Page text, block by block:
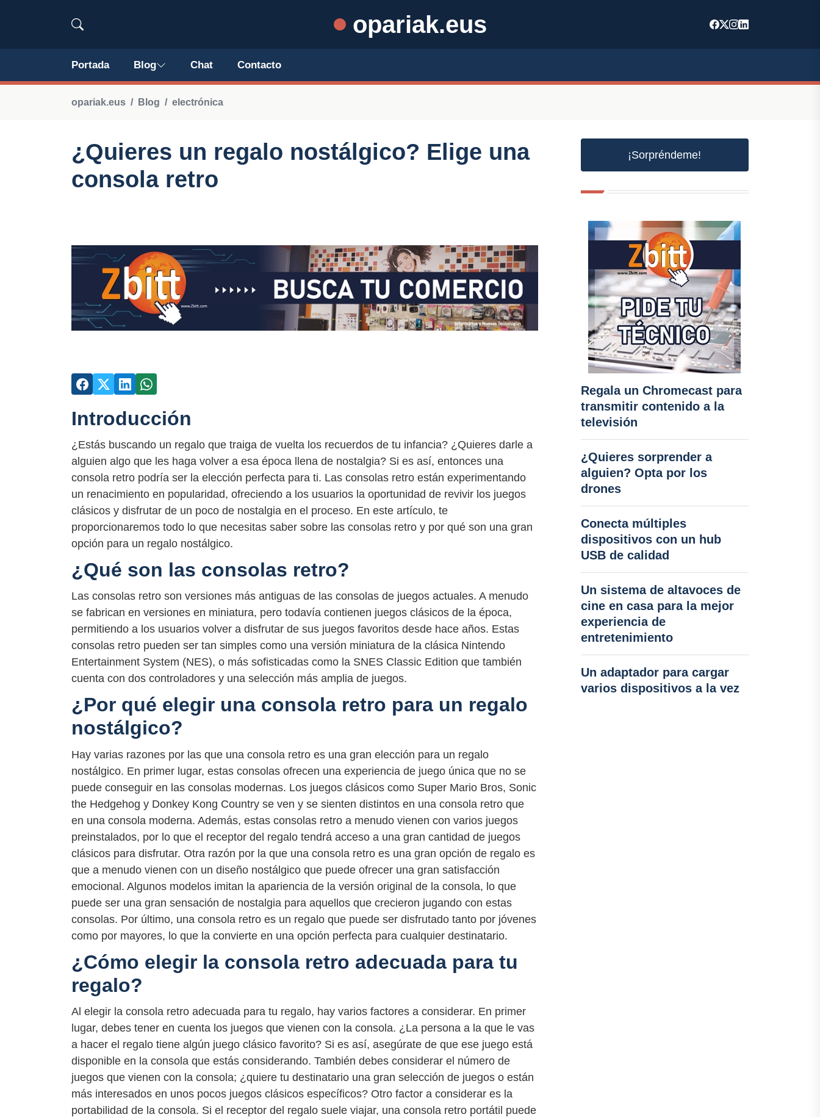
opariak.eus
Portada Blog Chat Contacto
opariak.eus Blog electrónica
¿Quieres un regalo nostálgico? Elige una
consola retro
Introducción
¿Estás buscando un regalo que traiga de vuelta los recuerdos de tu infancia? ¿Quieres darle a
alguien algo que les haga volver a esa época llena de nostalgia? Si es así, entonces una
consola retro podría ser la elección perfecta para ti. Las consolas retro están experimentando
un renacimiento en popularidad, ofreciendo a los usuarios la oportunidad de revivir los juegos
clásicos y disfrutar de un poco de nostalgia en el proceso. En este artículo, te
proporcionaremos todo lo que necesitas saber sobre las consolas retro y por qué son una gran
opción para un regalo nostálgico.
¿Qué son las consolas retro?
Las consolas retro son versiones más antiguas de las consolas de juegos actuales. A menudo
se fabrican en versiones en miniatura, pero todavía contienen juegos clásicos de la época,
permitiendo a los usuarios volver a disfrutar de sus juegos favoritos desde hace años. Estas
consolas retro pueden ser tan simples como una versión miniatura de la clásica Nintendo
Entertainment System (NES), o más sofisticadas como la SNES Classic Edition que también
cuenta con dos controladores y una selección más amplia de juegos.
¿Por qué elegir una consola retro para un regalo
nostálgico?
Hay varias razones por las que una consola retro es una gran elección para un regalo
nostálgico. En primer lugar, estas consolas ofrecen una experiencia de juego única que no se
puede conseguir en las consolas modernas. Los juegos clásicos como Super Mario Bros, Sonic
the Hedgehog y Donkey Kong Country se ven y se sienten distintos en una consola retro que
en una consola moderna. Además, estas consolas retro a menudo vienen con varios juegos
preinstalados, por lo que el receptor del regalo tendrá acceso a una gran cantidad de juegos
clásicos para disfrutar. Otra razón por la que una consola retro es una gran opción de regalo es
que a menudo vienen con un diseño nostálgico que puede ofrecer una gran satisfacción
emocional. Algunos modelos imitan la apariencia de la versión original de la consola, lo que
puede ser una gran sensación de nostalgia para aquellos que crecieron jugando con estas
consolas. Por último, una consola retro es un regalo que puede ser disfrutado tanto por jóvenes
como por mayores, lo que la convierte en una opción perfecta para cualquier destinatario.
¿Cómo elegir la consola retro adecuada para tu
regalo?
Al elegir la consola retro adecuada para tu regalo, hay varios factores a considerar. En primer
lugar, debes tener en cuenta los juegos que vienen con la consola. ¿La persona a la que le vas
a hacer el regalo tiene algún juego clásico favorito? Si es así, asegúrate de que ese juego está
disponible en la consola que estás considerando. También debes considerar el número de
juegos que vienen con la consola; ¿quiere tu destinatario una gran selección de juegos o están
más interesados en unos pocos juegos clásicos específicos? Otro factor a considerar es la
portabilidad de la consola. Si el receptor del regalo suele viajar, una consola retro portátil puede
¡Sorpréndeme!
Regala un Chromecast para
transmitir contenido a la
televisión
¿Quieres sorprender a
alguien? Opta por los
drones
Conecta múltiples
dispositivos con un hub
USB de calidad
Un sistema de altavoces de
cine en casa para la mejor
experiencia de
entretenimiento
Un adaptador para cargar
varios dispositivos a la vez